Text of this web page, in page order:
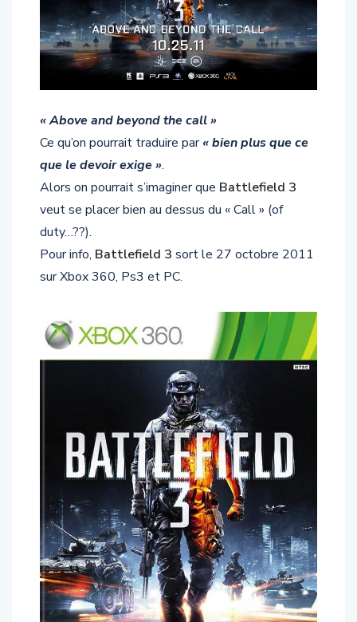
« Above and beyond the call »
Ce qu’on pourrait traduire par« bien plus que ce
que le devoir exige ».
Alors on pourrait s’imaginer que Battlefield 3
veut se placer bien au dessus du « Call » (of
duty…??).
Pour info, Battlefield 3 sort le 27 octobre 2011
sur Xbox 360, Ps3 et PC.